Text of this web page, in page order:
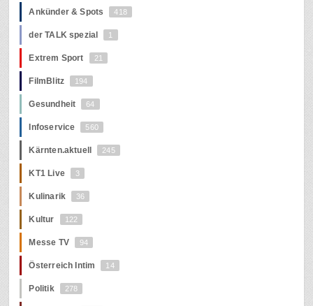
Ankünder & Spots 418
der TALK spezial 1
Extrem Sport 21
FilmBlitz 194
Gesundheit 64
Infoservice 560
Kärnten.aktuell 245
KT1 Live 3
Kulinarik 36
Kultur 122
Messe TV 94
Österreich Intim 14
Politik 278